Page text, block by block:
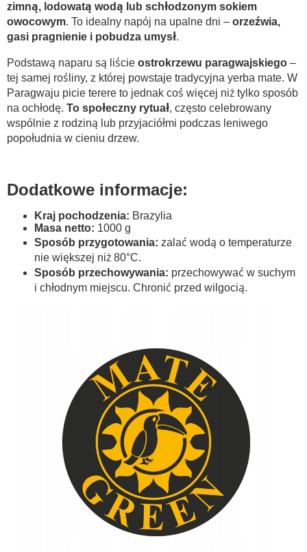
zimną, lodowatą wodą lub schłodzonym sokiem
owocowym. To idealny napój na upalne dni – orzeźwia,
gasi pragnienie i pobudza umysł.
Podstawą naparu są liście ostrokrzewu paragwajskiego –
tej samej rośliny, z której powstaje tradycyjna yerba mate. W
Paragwaju picie terere to jednak coś więcej niż tylko sposób
na ochłodę. To społeczny rytuał, często celebrowany
wspólnie z rodziną lub przyjaciółmi podczas leniwego
popołudnia w cieniu drzew.
Dodatkowe informacje:
Kraj pochodzenia: Brazylia
Masa netto: 1000 g
Sposób przygotowania: zalać wodą o temperaturze
nie większej niż 80°C.
Sposób przechowywania: przechowywać w suchym
i chłodnym miejscu. Chronić przed wilgocią.